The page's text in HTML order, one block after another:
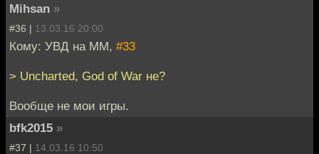
Mihsan »
#36 | 13.03.16 20:00
Кому: УВД на ММ, #33
> Uncharted, God of War не?
Вообще не мои игры.
bfk2015 »
#37 | 14.03.16 10:50